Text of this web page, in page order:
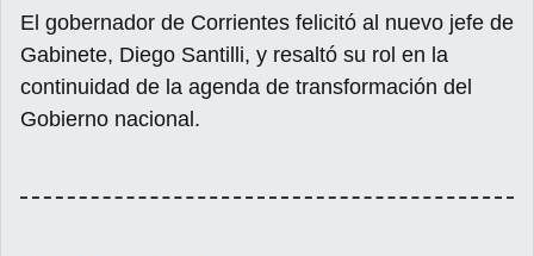
El gobernador de Corrientes felicitó al nuevo jefe de
Gabinete, Diego Santilli, y resaltó su rol en la
continuidad de la agenda de transformación del
Gobierno nacional.